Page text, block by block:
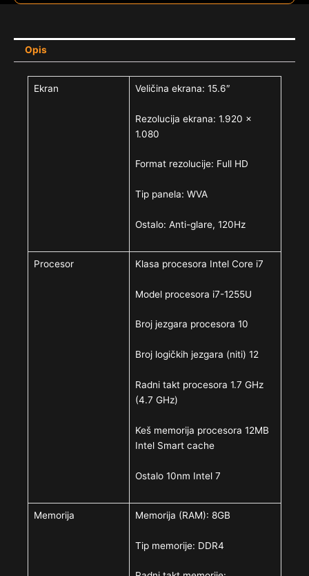
Opis
Ekran Veličina ekrana: 15.6″
Rezolucija ekrana: 1.920 x
1.080
Format rezolucije: Full HD
Tip panela: WVA
Ostalo: Anti-glare, 120Hz
Procesor Klasa procesora Intel Core i7
Model procesora i7-1255U
Broj jezgara procesora 10
Broj logičkih jezgara (niti) 12
Radni takt procesora 1.7 GHz
(4.7 GHz)
Keš memorija procesora 12MB
Intel Smart cache
Ostalo 10nm Intel 7
Memorija Memorija (RAM): 8GB
Tip memorije: DDR4